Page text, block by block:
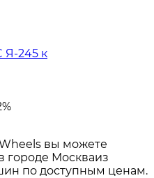
Я-245 к
вы можете
городе Москваиз
по доступным ценам.